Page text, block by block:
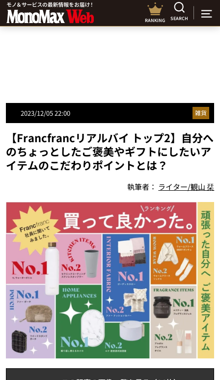
RANKING SEARCH
2023/12/05 22:00 雑貨
【Francfrancリアルバイ トップ2】自分へ
のちょっとしたご褒美やギフトにしたいア
イテムのこだわりポイントとは？
執筆者： ライター/観山 栞